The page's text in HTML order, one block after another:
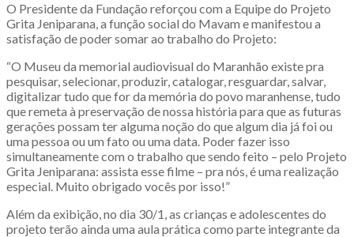
O Presidente da Fundação reforçou com a Equipe do Projeto
Grita Jeniparana, a função social do Mavam e manifestou a
satisfação de poder somar ao trabalho do Projeto:
“O Museu da memorial audiovisual do Maranhão existe pra
pesquisar, selecionar, produzir, catalogar, resguardar, salvar,
digitalizar tudo que for da memória do povo maranhense, tudo
que remeta à preservação de nossa história para que as futuras
gerações possam ter alguma noção do que algum dia já foi ou
uma pessoa ou um fato ou uma data. Poder fazer isso
simultaneamente com o trabalho que sendo feito – pelo Projeto
Grita Jeniparana: assista esse filme – pra nós, é uma realização
especial. Muito obrigado vocês por isso!”
Além da exibição, no dia 30/1, as crianças e adolescentes do
projeto terão ainda uma aula prática como parte integrante da